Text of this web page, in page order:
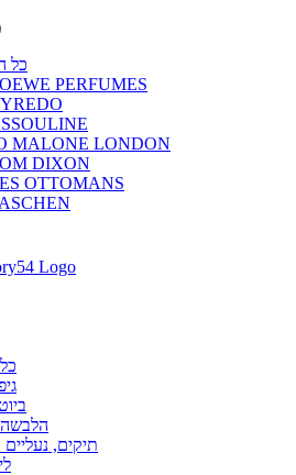
כל
PERFUMES
MALONE LONDON
DIXON
OTTOMANS
תיקים, נעליים